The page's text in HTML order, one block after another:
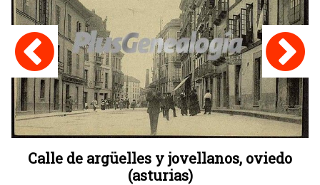
Calle de argüelles y jovellanos, oviedo
(asturias)